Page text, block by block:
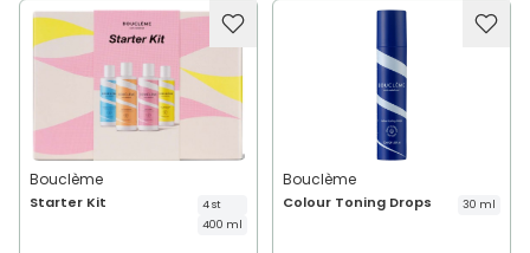
Bouclème
Starter Kit
4 st
400 ml
Bouclème
Colour Toning Drops 30 ml